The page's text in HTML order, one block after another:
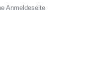
Anmeldeseite